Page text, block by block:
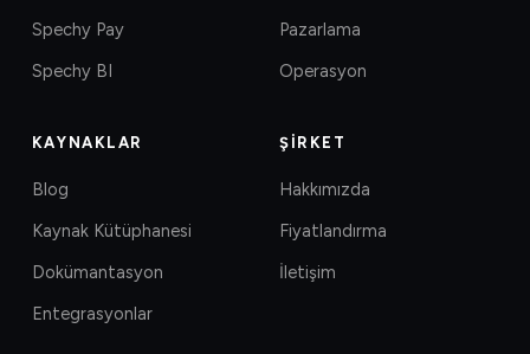
Spechy Pay
Spechy BI
Pazarlama
Operasyon
KAYNAKLAR
Blog
Kaynak Kütüphanesi
Dokümantasyon
Entegrasyonlar
ŞIRKET
Hakkımızda
Fiyatlandırma
İletişim